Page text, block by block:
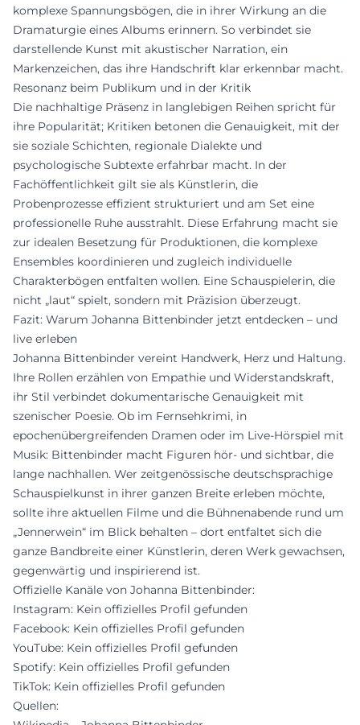
komplexe Spannungsbögen, die in ihrer Wirkung an die
Dramaturgie eines Albums erinnern. So verbindet sie
darstellende Kunst mit akustischer Narration, ein
Markenzeichen, das ihre Handschrift klar erkennbar macht.
Resonanz beim Publikum und in der Kritik
Die nachhaltige Präsenz in langlebigen Reihen spricht für
ihre Popularität; Kritiken betonen die Genauigkeit, mit der
sie soziale Schichten, regionale Dialekte und
psychologische Subtexte erfahrbar macht. In der
Fachöffentlichkeit gilt sie als Künstlerin, die
Probenprozesse effizient strukturiert und am Set eine
professionelle Ruhe ausstrahlt. Diese Erfahrung macht sie
zur idealen Besetzung für Produktionen, die komplexe
Ensembles koordinieren und zugleich individuelle
Charakterbögen entfalten wollen. Eine Schauspielerin, die
nicht „laut“ spielt, sondern mit Präzision überzeugt.
Fazit: Warum Johanna Bittenbinder jetzt entdecken – und
live erleben
Johanna Bittenbinder vereint Handwerk, Herz und Haltung.
Ihre Rollen erzählen von Empathie und Widerstandskraft,
ihr Stil verbindet dokumentarische Genauigkeit mit
szenischer Poesie. Ob im Fernsehkrimi, in
epochenübergreifenden Dramen oder im Live-Hörspiel mit
Musik: Bittenbinder macht Figuren hör- und sichtbar, die
lange nachhallen. Wer zeitgenössische deutschsprachige
Schauspielkunst in ihrer ganzen Breite erleben möchte,
sollte ihre aktuellen Filme und die Bühnenabende rund um
„Jennerwein“ im Blick behalten – dort entfaltet sich die
ganze Bandbreite einer Künstlerin, deren Werk gewachsen,
gegenwärtig und inspirierend ist.
Offizielle Kanäle von Johanna Bittenbinder:
Instagram: Kein offizielles Profil gefunden
Facebook: Kein offizielles Profil gefunden
YouTube: Kein offizielles Profil gefunden
Spotify: Kein offizielles Profil gefunden
TikTok: Kein offizielles Profil gefunden
Quellen: